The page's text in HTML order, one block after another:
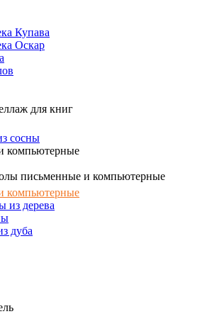
Купава
Оскар
для книг
сосны
компьютерные
письменные и компьютерные
компьютерные
из дерева
дуба